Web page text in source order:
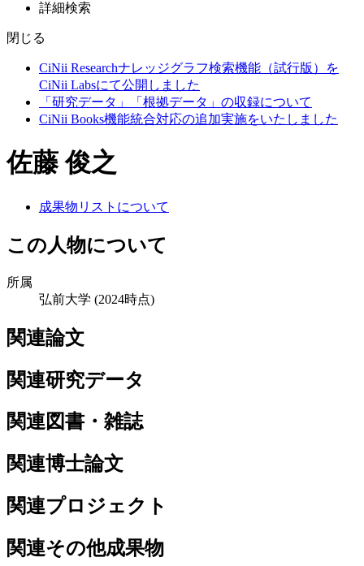
詳細検索
閉じる
CiNii Researchナレッジグラフ検索機能（試行版）を
CiNii Labsにて公開しました
「研究データ」「根拠データ」の収録について
CiNii Books機能統合対応の追加実施をいたしました
佐藤 俊之
成果物リストについて
この人物について
所属
弘前大学 (2024時点)
関連論文
関連研究データ
関連図書・雑誌
関連博士論文
関連プロジェクト
関連その他成果物